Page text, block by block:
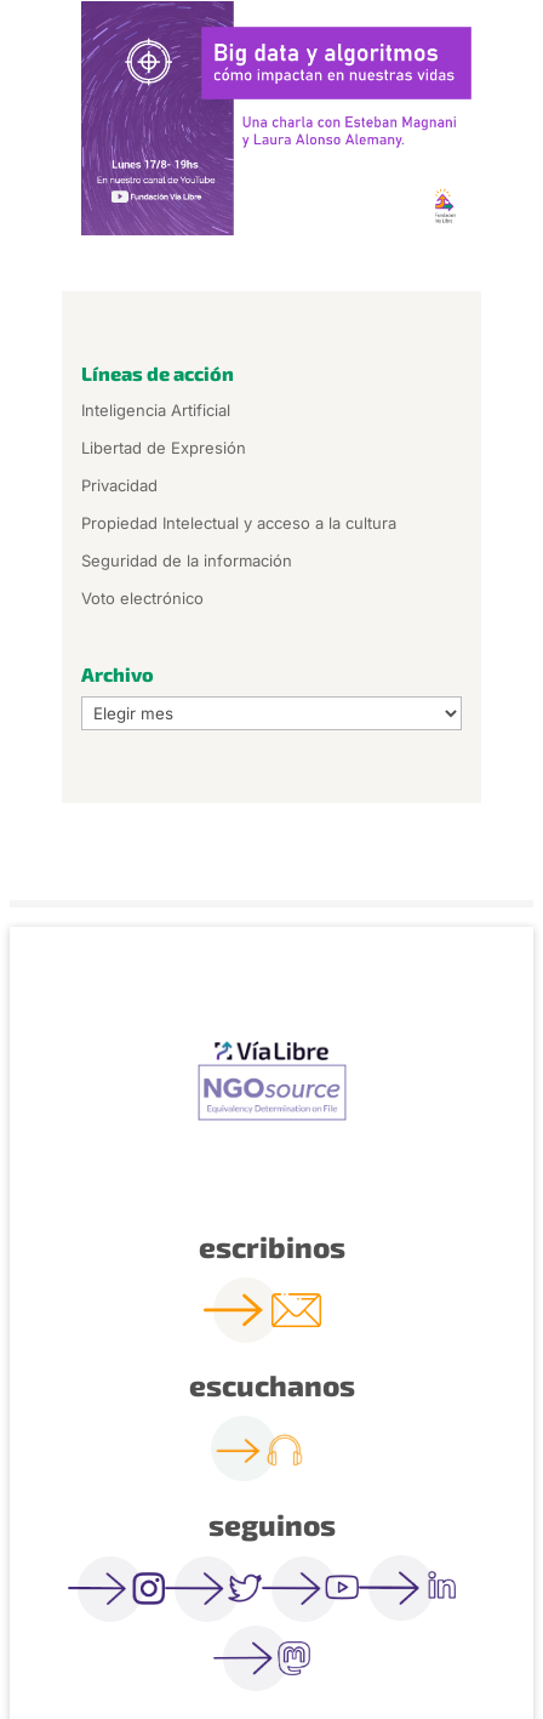
Líneas de acción
Inteligencia Artificial
Libertad de Expresión
Privacidad
Propiedad Intelectual y acceso a la cultura
Seguridad de la información
Voto electrónico
Archivo
Archivo
escribinos
escuchanos
seguinos